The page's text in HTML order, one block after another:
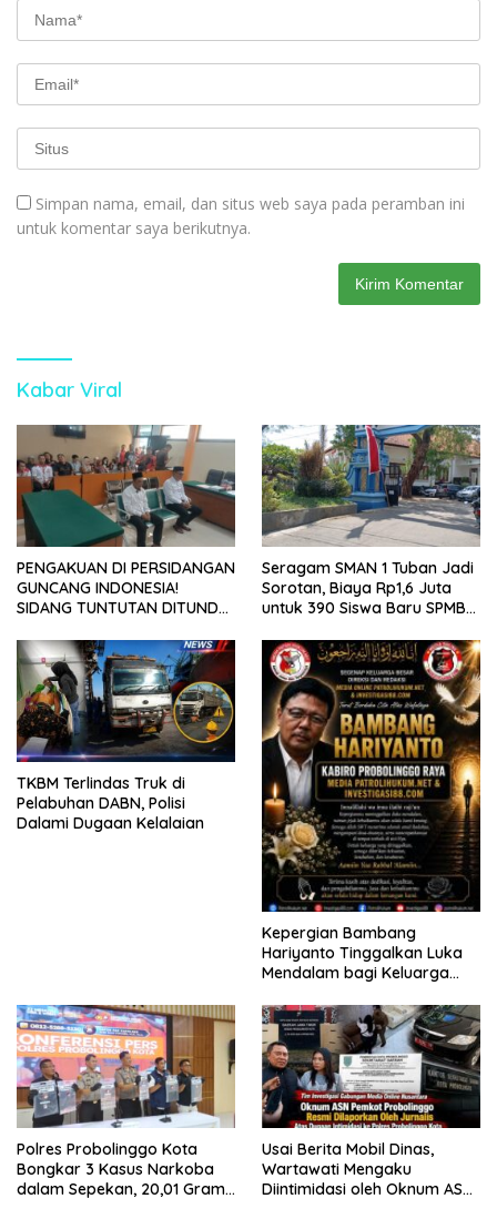
Simpan nama, email, dan situs web saya pada peramban ini
untuk komentar saya berikutnya.
Kabar Viral
PENGAKUAN DI PERSIDANGAN
GUNCANG INDONESIA!
SIDANG TUNTUTAN DITUNDA,
MENGAMUK DI PN MALANG
Seragam SMAN 1 Tuban Jadi
Sorotan, Biaya Rp1,6 Juta
untuk 390 Siswa Baru SPMB
TKBM Terlindas Truk di
Pelabuhan DABN, Polisi
Dalami Dugaan Kelalaian
Kepergian Bambang
Hariyanto Tinggalkan Luka
Mendalam bagi Keluarga
Polres Probolinggo Kota
Bongkar 3 Kasus Narkoba
dalam Sepekan, 20,01 Gram
Usai Berita Mobil Dinas,
Wartawati Mengaku
Diintimidasi oleh Oknum ASN